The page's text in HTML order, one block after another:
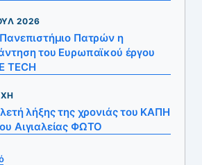
2026
Πατρών η
του Ευρωπαϊκού έργου
TECH
λήξης της χρονιάς του ΚΑΠΗ
Αιγιαλείας ΦΩΤΟ